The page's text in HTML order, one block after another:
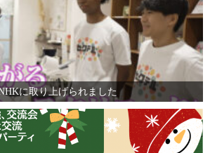
に取り上げられました